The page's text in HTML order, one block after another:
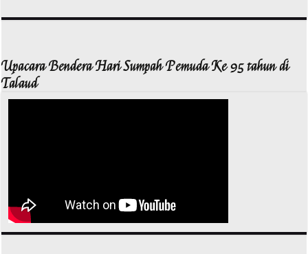
Upacara Bendera Hari Sumpah Pemuda Ke 95 tahun di
Talaud